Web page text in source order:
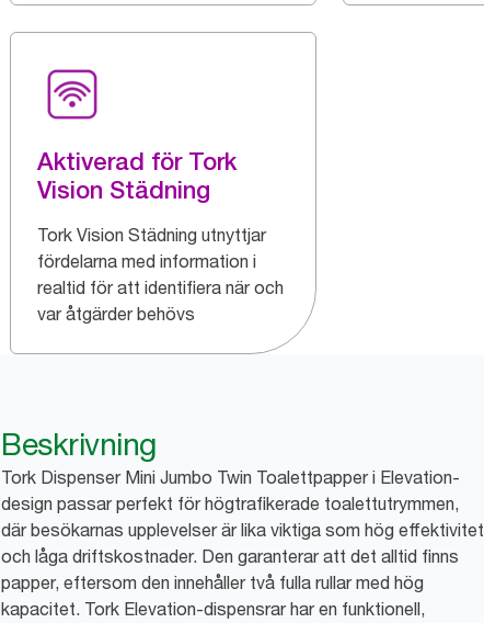
Aktiverad för Tork
Vision Städning
Tork Vision Städning utnyttjar
fördelarna med information i
realtid för att identifiera när och
var åtgärder behövs
Beskrivning
Tork Dispenser Mini Jumbo Twin Toalettpapper i Elevation-
design passar perfekt för högtrafikerade toalettutrymmen,
där besökarnas upplevelser är lika viktiga som hög effektivitet
och låga driftskostnader. Den garanterar att det alltid finns
papper, eftersom den innehåller två fulla rullar med hög
kapacitet. Tork Elevation-dispensrar har en funktionell,